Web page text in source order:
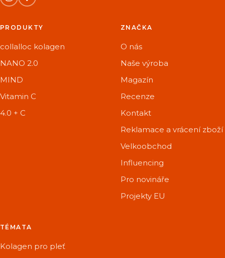
PRODUKTY
collalloc kolagen
NANO 2.0
MIND
Vitamin C
4.0 + C
ZNAČKA
O nás
Naše výroba
Magazín
Recenze
Kontakt
Reklamace a vrácení zboží
Velkoobchod
Influencing
Pro novináře
Projekty EU
TÉMATA
Kolagen pro pleť